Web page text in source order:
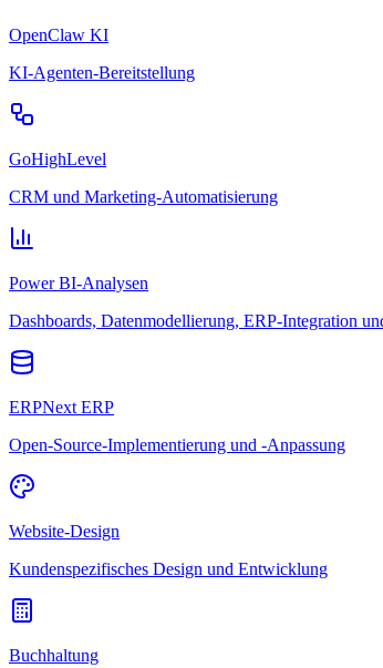
OpenClaw KI
KI-Agenten-Bereitstellung
GoHighLevel
CRM und Marketing-Automatisierung
Power BI-Analysen
Dashboards, Datenmodellierung, ERP-Integration
ERPNext ERP
Open-Source-Implementierung und -Anpassung
Website-Design
Kundenspezifisches Design und Entwicklung
Buchhaltung